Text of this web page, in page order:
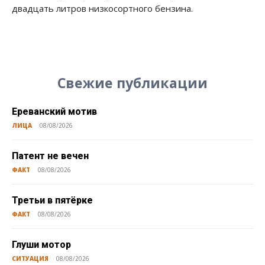
двадцать литров низкосортного бензина.
Свежие публикации
Ереванский мотив
ЛИЦА 08/08/2026
Патент не вечен
ФАКТ 08/08/2026
Третьи в пятёрке
ФАКТ 08/08/2026
Глуши мотор
СИТУАЦИЯ 08/08/2026